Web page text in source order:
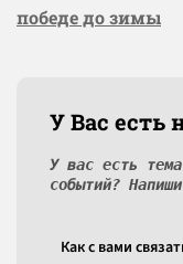
победе до зимы
У Вас есть
У вас есть
событий?
Как c вами